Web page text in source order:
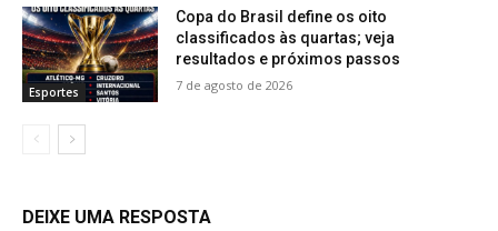
Esportes
Copa do Brasil define os oito
classificados às quartas; veja
resultados e próximos passos
7 de agosto de 2026
DEIXE UMA RESPOSTA